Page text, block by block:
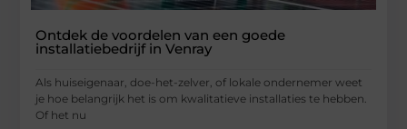
Ontdek de voordelen van een goede
installatiebedrijf in Venray
Als huiseigenaar, doe-het-zelver, of lokale ondernemer weet
je hoe belangrijk het is om kwalitatieve installaties te hebben.
Of het nu